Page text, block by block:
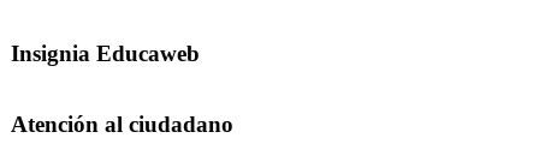
Insignia Educaweb
Atención al ciudadano